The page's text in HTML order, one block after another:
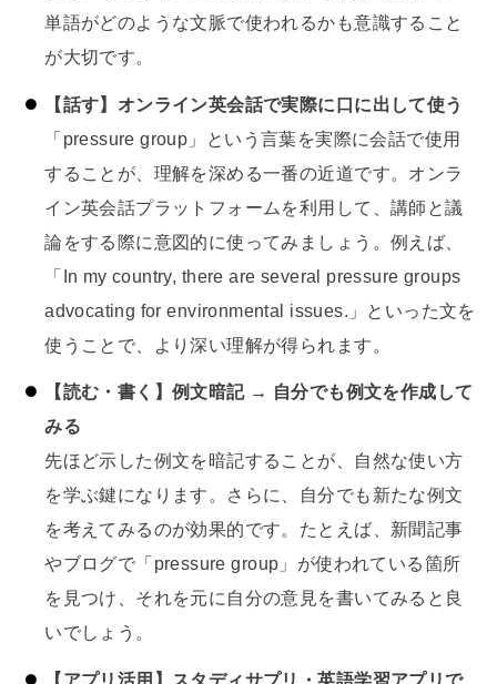
単語がどのような文脈で使われるかも意識すること
が大切です。
【話す】オンライン英会話で実際に口に出して使う
「pressure group」という言葉を実際に会話で使用
することが、理解を深める一番の近道です。オンラ
イン英会話プラットフォームを利用して、講師と議
論をする際に意図的に使ってみましょう。例えば、
「In my country, there are several pressure groups
advocating for environmental issues.」といった文を
使うことで、より深い理解が得られます。
【読む・書く】例文暗記 → 自分でも例文を作成して
みる
先ほど示した例文を暗記することが、自然な使い方
を学ぶ鍵になります。さらに、自分でも新たな例文
を考えてみるのが効果的です。たとえば、新聞記事
やブログで「pressure group」が使われている箇所
を見つけ、それを元に自分の意見を書いてみると良
いでしょう。
【アプリ活用】スタディサプリ・英語学習アプリで